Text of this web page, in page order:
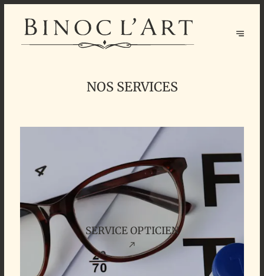
NOS SERVICES
SERVICE OPTICIEN